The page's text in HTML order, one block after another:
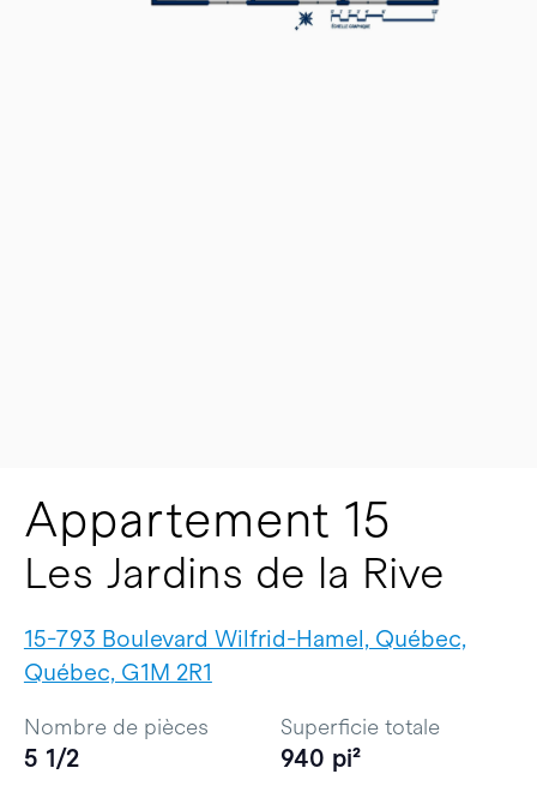
Appartement 15
Les Jardins de la Rive
15-793 Boulevard Wilfrid-Hamel, Québec,
Québec, G1M 2R1
Nombre de pièces
5 1/2
Superficie totale
940 pi²